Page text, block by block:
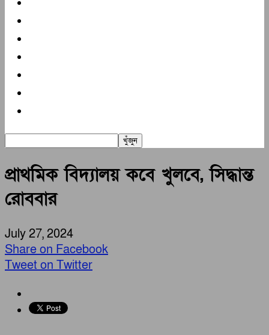
প্রাথমিক বিদ্যালয় কবে খুলবে, সিদ্ধান্ত
রোববার
July 27, 2024
Share on Facebook
Tweet on Twitter